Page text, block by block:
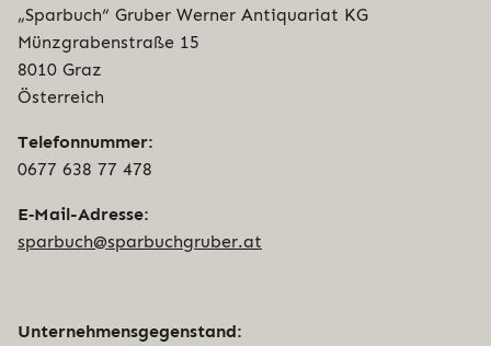
„Sparbuch“ Gruber Werner Anti­qua­ri­at KG
Münz­gra­ben­stra­ße 15
8010 Graz
Österreich
Tele­fon­num­mer:
0677 638 77 478
E‑Mail-Adresse:
sparbuch@sparbuchgruber.at
Unter­neh­mens­ge­gen­stand: